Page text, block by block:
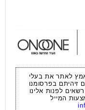
לאתר את בעלי
זיהיתם בפרסומנו
לפנות אלינו
המייל